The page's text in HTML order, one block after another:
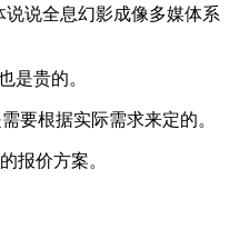
说全息幻影成像多媒体系
是贵的。
要根据实际需求来定的。
报价方案。